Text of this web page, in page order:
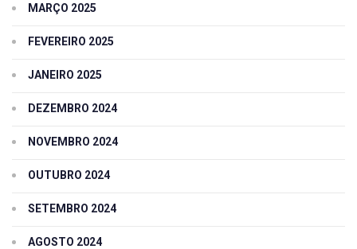
MARÇO 2025
FEVEREIRO 2025
JANEIRO 2025
DEZEMBRO 2024
NOVEMBRO 2024
OUTUBRO 2024
SETEMBRO 2024
AGOSTO 2024